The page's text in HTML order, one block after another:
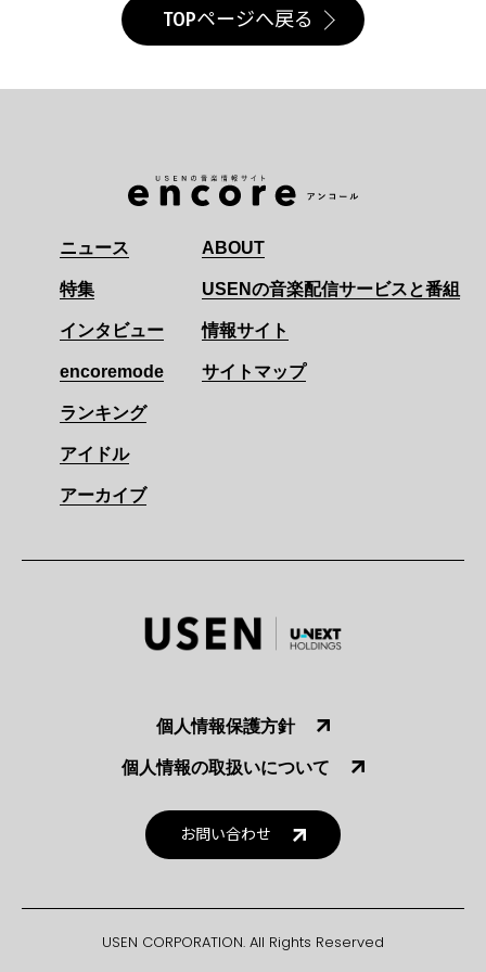
TOPページへ戻る
ニュース
特集
インタビュー
encoremode
ランキング
アイドル
アーカイブ
ABOUT
USENの音楽配信サービスと番組
情報サイト
サイトマップ
個人情報保護方針
個人情報の取扱いについて
お問い合わせ
USEN CORPORATION. All Rights Reserved